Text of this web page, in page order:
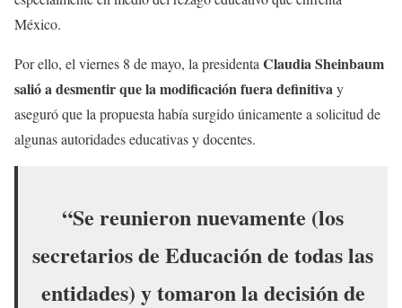
México.
Por ello, el viernes 8 de mayo, la presidentaClaudia Sheinbaum
salió a desmentir que la modificación fuera definitivay
aseguró que la propuesta había surgido únicamente a solicitud de
algunas autoridades educativas y docentes.
“Se reunieron nuevamente (los
secretarios de Educación de todas las
entidades) y tomaron la decisión de